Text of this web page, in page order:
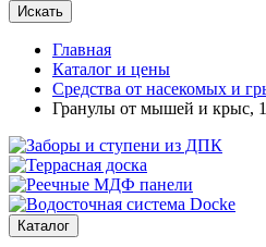
Искать
Главная
Каталог и цены
Средства от насекомых и
Гранулы от мышей и крыс,
Каталог